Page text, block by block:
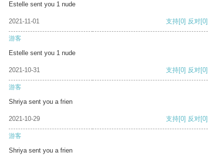
Estelle sent you 1 nude
2021-11-01 支持[0] 反对[0]
游客
Estelle sent you 1 nude
2021-10-31 支持[0] 反对[0]
游客
Shriya sent you a frien
2021-10-29 支持[0] 反对[0]
游客
Shriya sent you a frien